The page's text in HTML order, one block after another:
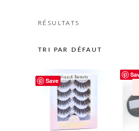
RÉSULTATS
TRI PAR DÉFAUT
Save